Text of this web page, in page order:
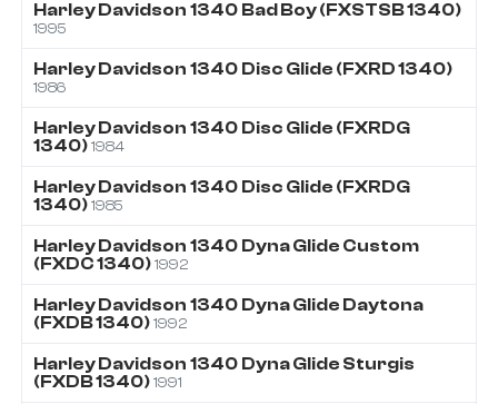
Harley Davidson 1340 Bad Boy (FXSTSB 1340)
1995
Harley Davidson 1340 Disc Glide (FXRD 1340)
1986
Harley Davidson 1340 Disc Glide (FXRDG
1340) 1984
Harley Davidson 1340 Disc Glide (FXRDG
1340) 1985
Harley Davidson 1340 Dyna Glide Custom
(FXDC 1340) 1992
Harley Davidson 1340 Dyna Glide Daytona
(FXDB 1340) 1992
Harley Davidson 1340 Dyna Glide Sturgis
(FXDB 1340) 1991